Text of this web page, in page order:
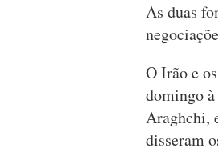
As duas
O Irão e
domingo
Araghchi,
disseram